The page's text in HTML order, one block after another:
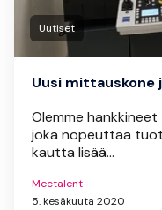
Uutiset
Uusi mittauskone
Olemme hankkineet
joka nopeuttaa
kautta lisää...
Mectalent
5. kesäkuuta 2020